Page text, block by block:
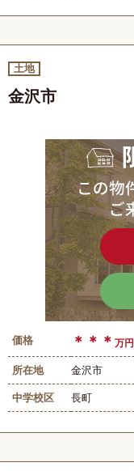
土地
金沢市
価格 ＊＊＊ 万円
所在地 金沢市
中学校区 長町